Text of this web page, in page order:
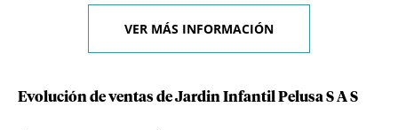
VER MÁS INFORMACIÓN
Evolución de ventas de Jardin Infantil Pelusa S A S